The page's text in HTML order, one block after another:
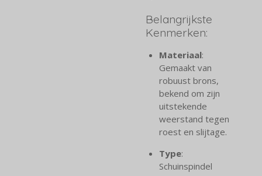
Belangrijkste
Kenmerken:
Materiaal:
Gemaakt van
robuust brons,
bekend om zijn
uitstekende
weerstand tegen
roest en slijtage.
Type:
Schuinspindel